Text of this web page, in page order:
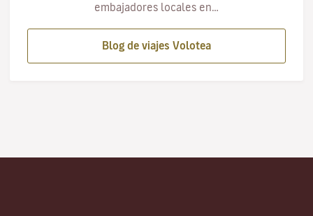
embajadores locales en…
Blog de viajes Volotea